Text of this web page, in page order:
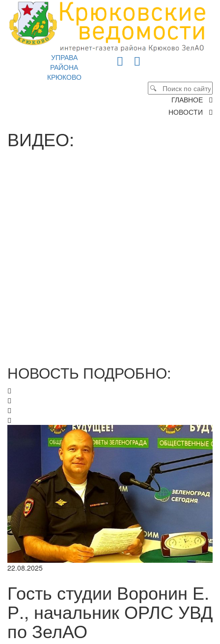
УПРАВА
РАЙОНА
КРЮКОВО
ГЛАВНОЕ
НОВОСТИ
ВИДЕО:
НОВОСТЬ ПОДРОБНО:
22.08.2025
Гость студии Воронин Е.
Р., начальник ОРЛС УВД
по ЗелАО